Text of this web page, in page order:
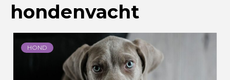
hondenvacht
HOND